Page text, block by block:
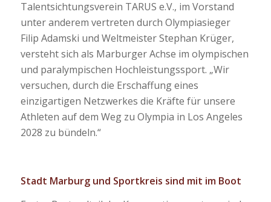
Talentsichtungsverein TARUS e.V., im Vorstand
unter anderem vertreten durch Olympiasieger
Filip Adamski und Weltmeister Stephan Krüger,
versteht sich als Marburger Achse im olympischen
und paralympischen Hochleistungssport. „Wir
versuchen, durch die Erschaffung eines
einzigartigen Netzwerkes die Kräfte für unsere
Athleten auf dem Weg zu Olympia in Los Angeles
2028 zu bündeln.“
Stadt Marburg und Sportkreis sind mit im Boot